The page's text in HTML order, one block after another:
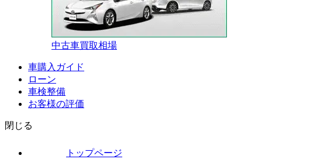
中古車買取相場
車購入ガイド
ローン
車検整備
お客様の評価
閉じる
トップページ